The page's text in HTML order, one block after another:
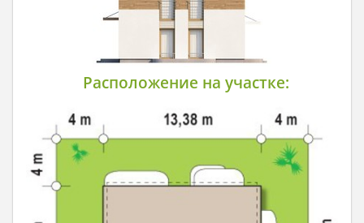
Расположение на участке: